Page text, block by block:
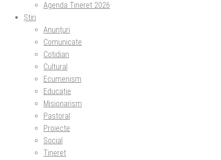
Agenda Tineret 2026
Știri
Anunțuri
Comunicate
Cotidian
Cultural
Ecumenism
Educație
Misionarism
Pastoral
Proiecte
Social
Tineret